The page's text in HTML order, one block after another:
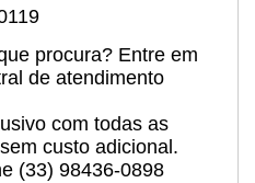
procura? Entre em
de atendimento
com todas as
custo adicional.
(33) 98436-0898